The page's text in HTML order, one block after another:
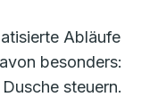
Abläufe
besonders:
steuern.